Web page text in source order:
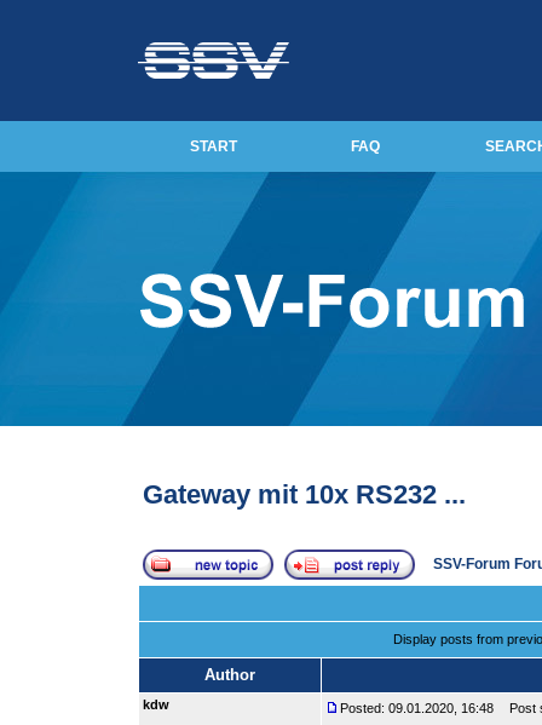
START FAQ
Gateway mit 10x RS232 ...
SSV-Forum
Display posts from
Author
kdw Posted: 09.01.2020, 16:48 Post